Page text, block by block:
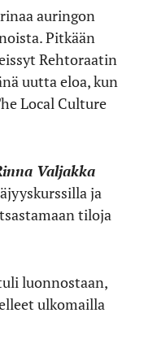
auringon
Pitkään
Rehtoraatin
uutta eloa, kun
Local Culture
Valjakka
ja
tiloja
luonnostaan,
ulkomailla